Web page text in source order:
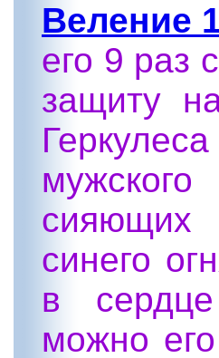
Веление
его 9 раз
защиту
синего
в
можно